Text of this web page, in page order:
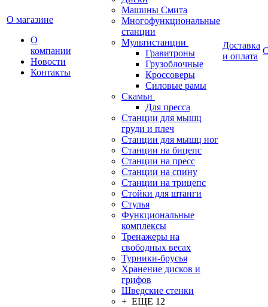
О магазине
О
компании
Новости
Контакты
Машины Смита
Многофункциональные
станции
Мультистанции
Гравитроны
Грузоблочные
Кроссоверы
Силовые рамы
Скамьи
Для пресса
Станции для мышц
груди и плеч
Станции для мышц ног
Станции на бицепс
Станции на пресс
Станции на спину
Станции на трицепс
Стойки для штанги
Стулья
Функциональные
комплексы
Тренажеры на
свободных весах
Турники-брусья
Хранение дисков и
грифов
Шведские стенки
+ ЕЩЕ 12
Доставка
и оплата